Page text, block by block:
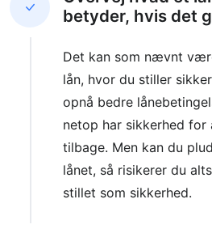
betyder, hvis det
Det kan som nævnt
lån, hvor du stiller
opnå bedre
netop har sikkerhed for
tilbage. Men kan du
lånet, så risikerer du
stillet som sikkerhed.